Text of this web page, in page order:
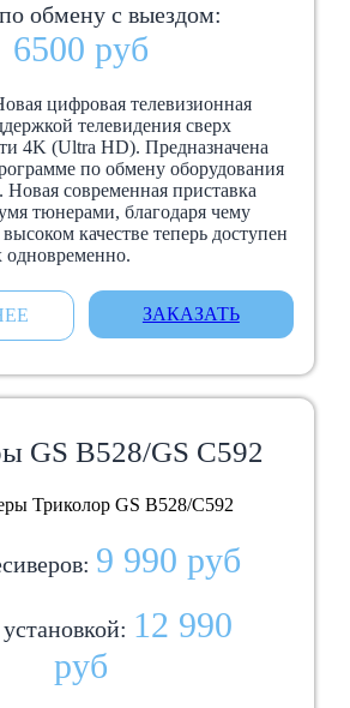
обмену с выездом:
6500 руб
цифровая телевизионная
телевидения сверх
4K (Ultra HD). Предназначена
по обмену оборудования
современная приставка
тюнерами, благодаря чему
качестве теперь доступен
одновременно.
ЗАКАЗАТЬ
GS B528/GS C592
9 990 руб
12 990
руб